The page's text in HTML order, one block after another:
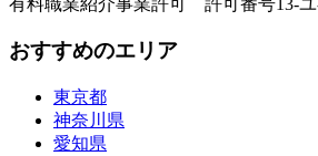
おすすめのエリア
東京都
神奈川県
愛知県